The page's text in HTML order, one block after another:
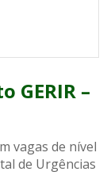
GERIR –
vagas de nível
de Urgências